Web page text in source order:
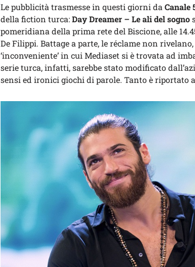
Le pubblicità trasmesse in questi giorni da Canale
della fiction turca:Day Dreamer – Le ali del sogno
pomeridiana della prima rete del Biscione, alle
De Filippi. Battage a parte, le réclame non
‘inconveniente’ in cui Mediaset si è trovata ad
serie turca, infatti, sarebbe stato modificato
sensi ed ironici giochi di parole. Tanto è riportato